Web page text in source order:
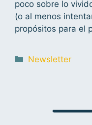
poco sobre lo
(o al menos
propósitos para el
Newsletter